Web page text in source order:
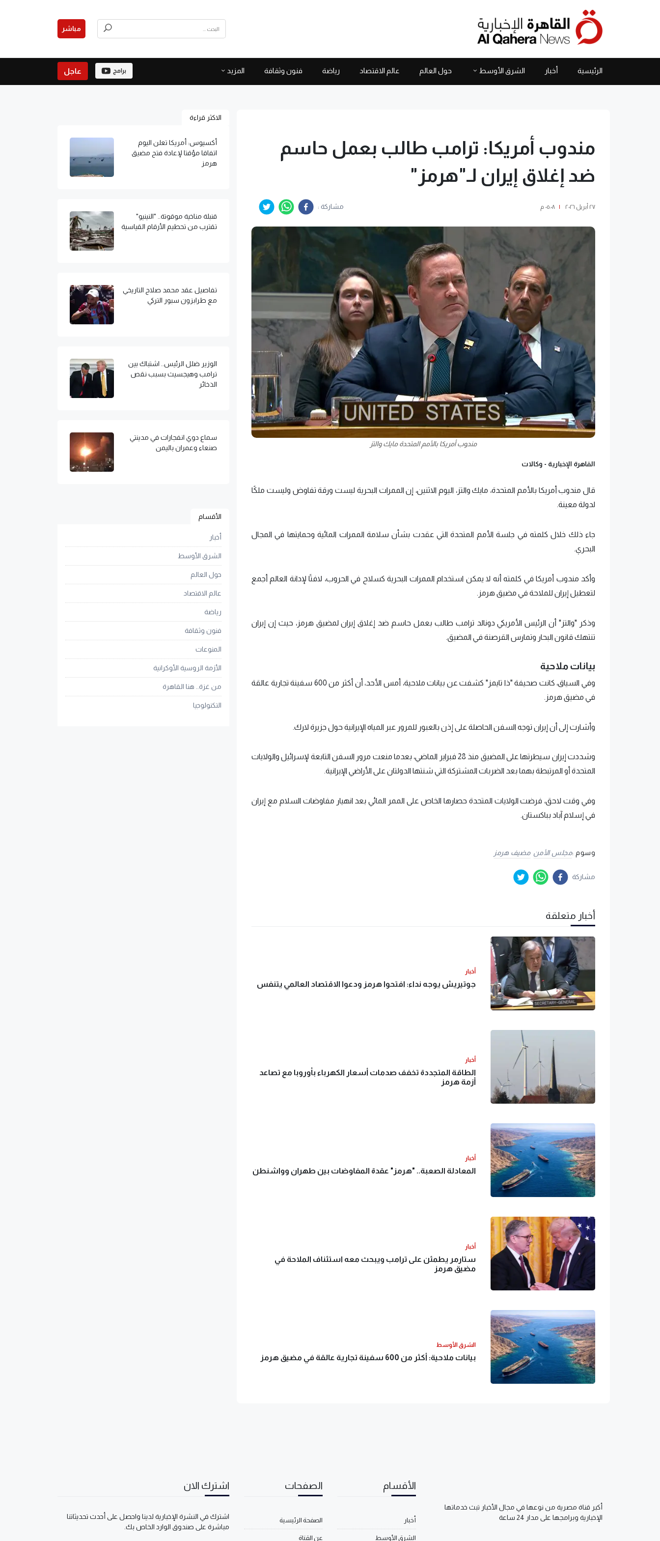
مباشر
الرئيسية أخبار الشرق الأوسط حول العالم عالم الاقتصاد رياضة فنون وثقافة المزيد برامج عاجل
مندوب أمريكا: ترامب طالب بعمل حاسم
ضد إغلاق إيران لـ"هرمز"
٢٧ أبريل ٢٠٢٦ | ٠٥:٠٨ م مشاركة :
مندوب أمريكا بالأمم المتحدة مايك والتز
القاهرة الإخبارية - وكالات
قال مندوب أمريكا بالأمم المتحدة، مايك والتز، اليوم الاثنين، إن الممرات البحرية ليست ورقة تفاوض وليست ملكًا
لدولة معينة.
جاء ذلك خلال كلمته في جلسة الأمم المتحدة التي عقدت بشأن سلامة الممرات المائية وحمايتها في المجال
البحري.
وأكد مندوب أمريكا في كلمته أنه لا يمكن استخدام الممرات البحرية كسلاح في الحروب، لافتًا لإدانة العالم أجمع
لتعطيل إيران للملاحة في مضيق هرمز.
وذكر "والتز" أن الرئيس الأمريكي دونالد ترامب طالب بعمل حاسم ضد إغلاق إيران لمضيق هرمز، حيث إن إيران
تنتهك قانون البحار وتمارس القرصنة في المضيق.
بيانات ملاحية
وفي السياق، كانت صحيفة "ذا تايمز" كشفت عن بيانات ملاحية، أمس الأحد، أن أكثر من 600 سفينة تجارية عالقة
في مضيق هرمز.
وأشارت إلى أن إيران توجه السفن الحاصلة على إذن بالعبور للمرور عبر المياه الإيرانية حول جزيرة لارك.
وشددت إيران سيطرتها على المضيق منذ 28 فبراير الماضي، بعدما منعت مرور السفن التابعة لإسرائيل والولايات
المتحدة أو المرتبطة بهما بعد الضربات المشتركة التي شنتها الدولتان على الأراضي الإيرانية.
وفي وقت لاحق، فرضت الولايات المتحدة حصارها الخاص على الممر المائي بعد انهيار مفاوضات السلام مع إيران
في إسلام آباد بباكستان.
وسوم :مجلس الأمن مضيف هرمز
مشاركة
أخبار متعلقة
أخبار
جوتيريش يوجه نداء: افتحوا هرمز ودعوا الاقتصاد العالمي يتنفس
أخبار
الطاقة المتجددة تخفف صدمات أسعار الكهرباء بأوروبا مع تصاعد
أزمة هرمز
أخبار
المعادلة الصعبة.. "هرمز" عقدة المفاوضات بين طهران وواشنطن
أخبار
ستارمر يطمئن على ترامب ويبحث معه استئناف الملاحة في
مضيق هرمز
الشرق الأوسط
بيانات ملاحية: أكثر من 600 سفينة تجارية عالقة في مضيق هرمز
الاكثر قراءة
أكسيوس: أمريكا تعلن اليوم
اتفاقا مؤقتا لإعادة فتح مضيق
هرمز
قنبلة مناخية موقوتة.. "النينيو"
تقترب من تحطيم الأرقام القياسية
تفاصيل عقد محمد صلاح التاريخي
مع طرابزون سبور التركي
الوزير ضلل الرئيس.. اشتباك بين
ترامب وهيجسيث بسبب نقص
الذخائر
سماع دوي انفجارات في مدينتي
صنعاء وعمران باليمن
الأقسام
أخبار
الشرق الأوسط
حول العالم
عالم الاقتصاد
رياضة
فنون وثقافة
المنوعات
الأزمة الروسية الأوكرانية
من غزة.. هنا القاهرة
التكنولوجيا
أكبر قناة مصرية من نوعها في مجال الأخبار تبث خدماتها
الإخبارية وبرامجها على مدار 24 ساعة
الأقسام
أخبار
الشرق الأوسط
الصفحات
الصفحة الرئيسية
عن القناة
اشترك الان
اشترك في النشرة الإخبارية لدينا واحصل على أحدث تحديثاتنا
مباشرة على صندوق الوارد الخاص بك.